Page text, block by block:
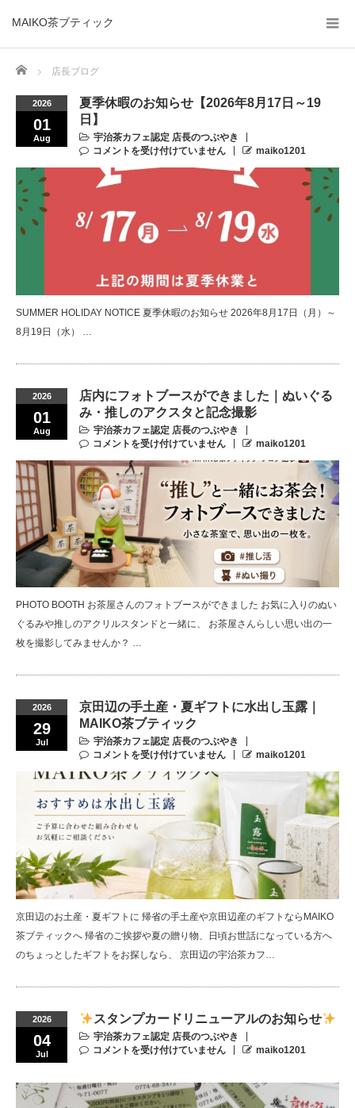
MAIKO茶ブティック
Home 店長ブログ
2026
01
Aug
夏季休暇のお知らせ【2026年8月17日～19
日】
宇治茶カフェ認定 店長のつぶやき
コメントを受け付けていません
maiko1201
SUMMER HOLIDAY NOTICE 夏季休暇のお知らせ 2026年8月17日（月）～
8月19日（水） …
2026
01
Aug
店内にフォトブースができました｜ぬいぐる
み・推しのアクスタと記念撮影
宇治茶カフェ認定 店長のつぶやき
コメントを受け付けていません
maiko1201
PHOTO BOOTH お茶屋さんのフォトブースができました お気に入りのぬい
ぐるみや推しのアクリルスタンドと一緒に、 お茶屋さんらしい思い出の一
枚を撮影してみませんか？ …
2026
29
Jul
京田辺の手土産・夏ギフトに水出し玉露｜
MAIKO茶ブティック
宇治茶カフェ認定 店長のつぶやき
コメントを受け付けていません
maiko1201
京田辺のお土産・夏ギフトに 帰省の手土産や京田辺産のギフトならMAIKO
茶ブティックへ 帰省のご挨拶や夏の贈り物、日頃お世話になっている方へ
のちょっとしたギフトをお探しなら、 京田辺の宇治茶カフ…
2026
04
Jul
スタンプカードリニューアルのお知らせ
宇治茶カフェ認定 店長のつぶやき
コメントを受け付けていません
maiko1201